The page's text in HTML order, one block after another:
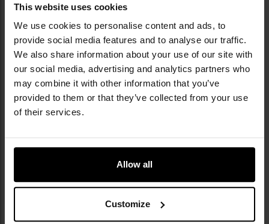
This website uses cookies
We use cookies to personalise content and ads, to
provide social media features and to analyse our traffic.
We also share information about your use of our site with
our social media, advertising and analytics partners who
may combine it with other information that you’ve
provided to them or that they’ve collected from your use
of their services.
Allow all
Customize
підборіддя